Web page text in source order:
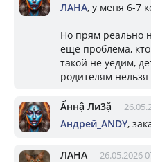
ЛАНА, у меня 6-7
Но прям реально
ещё проблема,
такой не уедим,
родителям нельзя
Ẩннậ Ли3ặ
Андрей_ANDY,
ЛАНА 26.05.2026